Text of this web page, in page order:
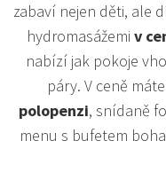
zabaví nejen děti, ale
hydromasážemi v
nabízí jak pokoje
páry. V ceně
polopenzi, snídaně
menu s bufetem